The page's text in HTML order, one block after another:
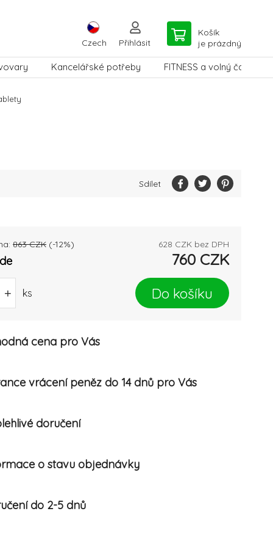
Czech Přihlásit
Košík
je prázdný
Kancelářské potřeby FITNESS a volný čas
863 CZK (-12%) 628 CZK bez DPH
760 CZK
+ ks Do košíku
cena pro Vás
vrácení peněz do 14 dnů pro Vás
doručení
o stavu objednávky
do 2-5 dnů
Sdílet